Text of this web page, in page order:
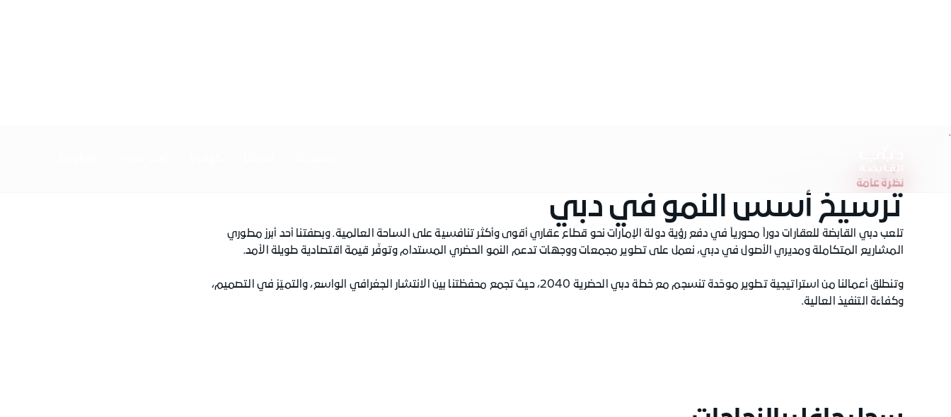
.
نظرة عامة
ترسيخ أسس النمو في دبي
تلعب دبي القابضة للعقارات دوراً محورياً في دفع رؤية دولة الإمارات نحو قطاع عقاري أقوى وأكثر تنافسية على الساحة العالمية. وبصفتنا أحد أبرز مطوري
المشاريع المتكاملة ومديري الأصول في دبي، نعمل على تطوير مجمعات ووجهات تدعم النمو الحضري المستدام وتوفّر قيمة اقتصادية طويلة الأمد.
وتنطلق أعمالنا من استراتيجية تطوير موحّدة تنسجم مع خطة دبي الحضرية 2040، حيث تجمع محفظتنا بين الانتشار الجغرافي الواسع، والتميّز في التصميم،
وكفاءة التنفيذ العالية.